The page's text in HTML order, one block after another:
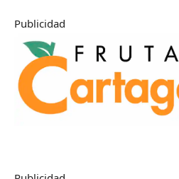
Publicidad